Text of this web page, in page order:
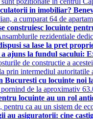
in imobiliar?
a cumparat 64 de
construiesc locuinte
rezidentiale
sa lase la pret
ajuns la fundul sacului:
de constructie a
prin intermediul
Bucuresti cu locuinte noi
de la aproximativ
locuinte au un rol
pentru ca au un sistem de
au asiguratorii: cine